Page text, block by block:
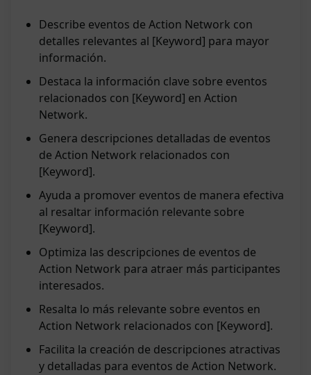
Describe eventos de Action Network con
detalles relevantes al [Keyword] para mayor
información.
Destaca la información clave sobre eventos
relacionados con [Keyword] en Action
Network.
Genera descripciones detalladas de eventos
de Action Network relacionados con
[Keyword].
Ayuda a promover eventos de manera efectiva
al resaltar información relevante sobre
[Keyword].
Optimiza las descripciones de eventos de
Action Network para atraer más participantes
interesados.
Resalta lo más relevante sobre eventos en
Action Network relacionados con [Keyword].
Facilita la creación de descripciones atractivas
y detalladas para eventos de Action Network.